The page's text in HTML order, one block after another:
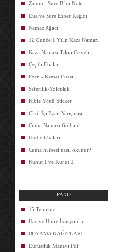
Zamm-ı Sure Bilgi Notu
Dua ve Sure Ezber Kağıdı
Namaz Ağacı
12 Günde 1 Yılın Kaza Namazı
Kaza Namazı Takip Cetveli
Çeşitli Dualar
Ezan - Kamet Duası
Seferilik-Yolculuk
Kıble Yönü Sticker
Okul İçi Ezan Yarışması
Cuma Namazı Gülbank
Hutbe Duaları
Cuma hutbesi nasıl okunur?
Kunut 1 ve Kunut 2
PANO
15 Temmuz
Hac ve Umre İstasyonlar
BOYAMA KAĞITLARI
Dürüstlük Manavı Pdf